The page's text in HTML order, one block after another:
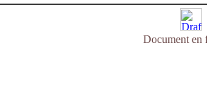
Document en